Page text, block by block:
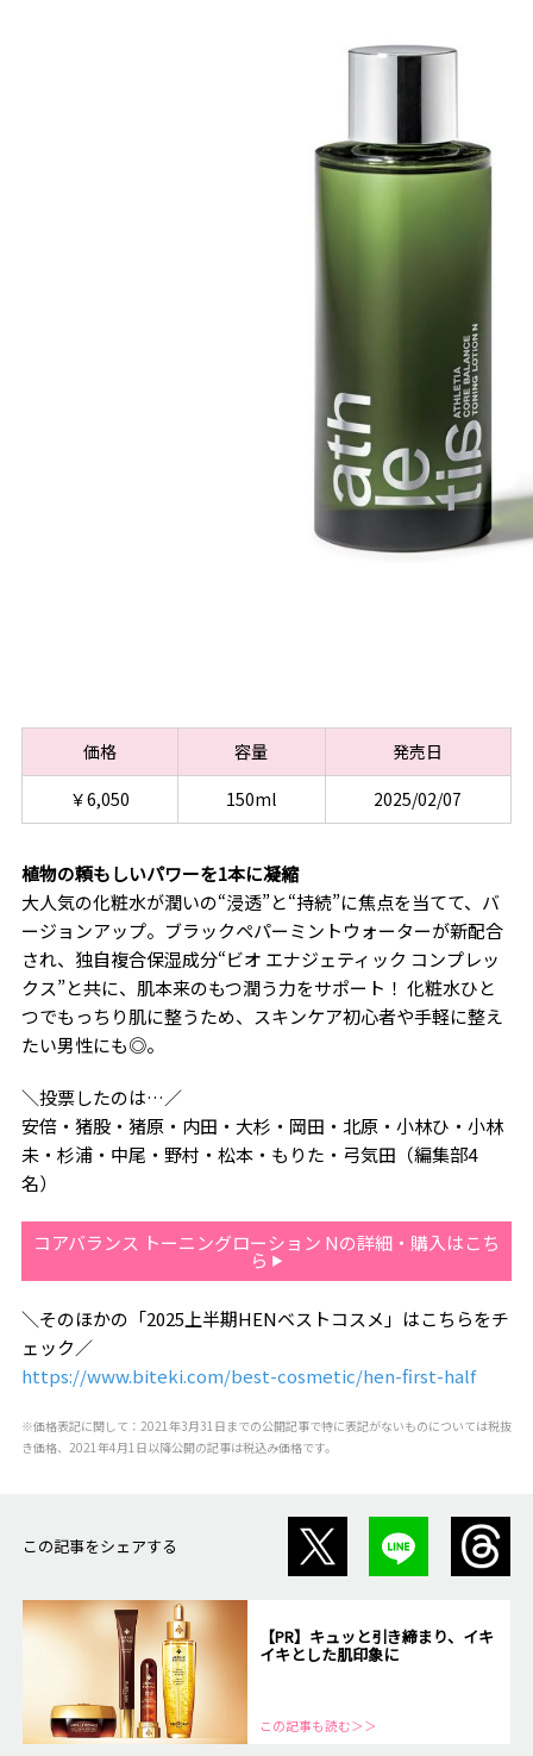
価格 容量
発売日
￥6,050
150ml 2025/02/07
植物の頼もしいパワーを1本に凝縮
大人気の化粧水が潤いの“浸透”と“持続”に焦点を当てて、バ
ージョンアップ。ブラックペパーミントウォーターが新配合
され、独自複合保湿成分“ビオ エナジェティック コンプレッ
クス”と共に、肌本来のもつ潤う力をサポート！ 化粧水ひと
つでもっちり肌に整うため、スキンケア初心者や手軽に整え
たい男性にも◎。
＼投票したのは…／
安倍・猪股・猪原・内田・大杉・岡田・北原・小林ひ・小林
未・杉浦・中尾・野村・松本・もりた・弓気田（編集部4
名）
コアバランス トーニングローション Nの詳細・購入はこち
ら
＼そのほかの「2025上半期HENベストコスメ」はこちらをチ
ェック／
https://www.biteki.com/best-cosmetic/hen-first-half
※価格表記に関して：2021年3月31日までの公開記事で特に表記がないものについては税抜
き価格、2021年4月1日以降公開の記事は税込み価格です。
この記事をシェアする
【PR】キュッと引き締まり、イキ
イキとした肌印象に
この記事も読む＞＞